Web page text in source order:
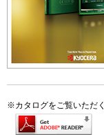
※カタログをご覧いただ